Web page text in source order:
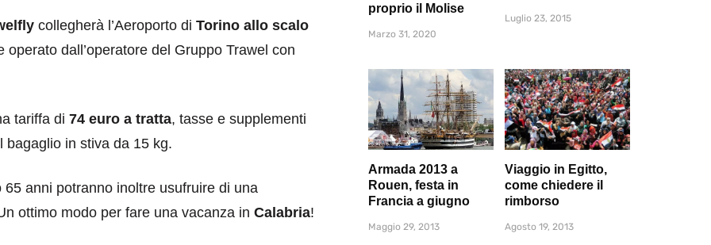
collegherà l’Aeroporto di Torino allo scalo
dall’operatore del Gruppo Trawel con
tariffa di 74 euro a tratta, tasse e supplementi
bagaglio in stiva da 15 kg.
anni potranno inoltre usufruire di una
ottimo modo per fare una vacanza in Calabria!
proprio il Molise
Marzo 31, 2020
Luglio 23, 2015
Armada 2013 a
Rouen, festa in
Francia a giugno
Maggio 29, 2013
Viaggio in Egitto,
come chiedere il
rimborso
Agosto 19, 2013